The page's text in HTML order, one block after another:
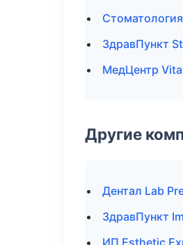
ЗдравПункт
МедЦентр
Другие
Дентал Lab
ЗдравПункт
ИП Esthetic